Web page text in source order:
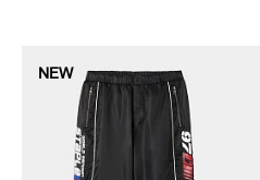
NEW